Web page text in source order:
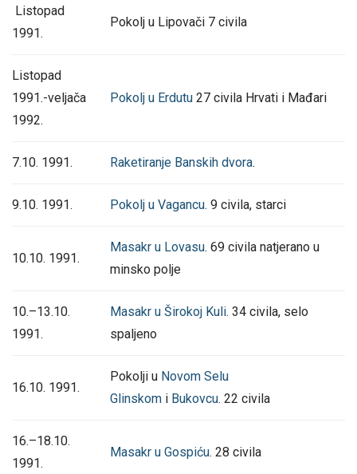
Listopad
1991.
Pokolj u Lipovači 7 civila
Listopad
1991.-veljača
1992.
Pokolj u Erdutu27 civila Hrvati i Mađari
7.10. 1991. Raketiranje Banskih dvora.
9.10. 1991. Pokolj u Vagancu. 9 civila, starci
10.10. 1991.
Masakr u Lovasu. 69 civila natjerano u
minsko polje
10.–13.10.
1991.
Masakr u Širokoj Kuli. 34 civila, selo
spaljeno
16.10. 1991.
Pokolji u Novom Selu
Glinskomi Bukovcu. 22 civila
16.–18.10.
1991.
Masakr u Gospiću. 28 civila